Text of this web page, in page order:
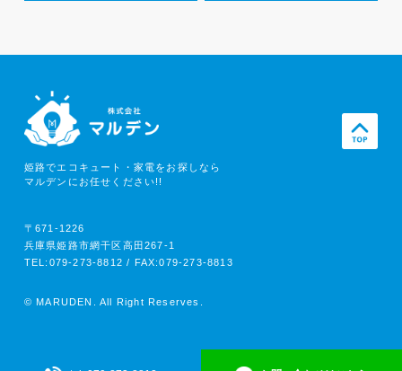
姫路でエコキュート・家電をお探しなら
マルデンにお任せください!!
〒671-1226
兵庫県姫路市網干区高田267-1
TEL:079-273-8812 / FAX:079-273-8813
© MARUDEN. All Right Reserves.